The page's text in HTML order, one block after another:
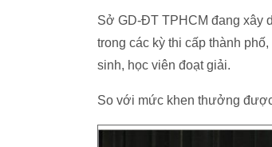
Sở GD-ĐT TPHCM đang xây
trong các kỳ thi cấp thành
sinh, học viên đoạt giải.
So với mức khen thưởng